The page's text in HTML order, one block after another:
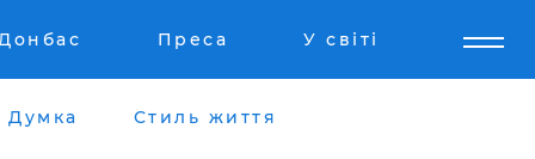
Преса У світі
Думка Стиль життя